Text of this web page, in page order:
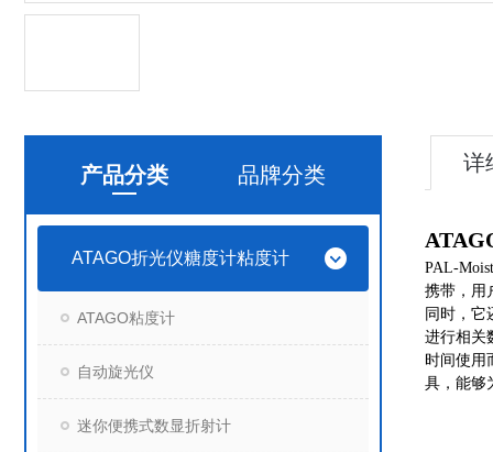
产品分类 品牌分类
ATAGO折光仪糖度计粘度计
ATAGO粘度计
自动旋光仪
迷你便携式数显折射计
详
PAL-
携带，用
同时，
进行相关
时间使用
具，能够